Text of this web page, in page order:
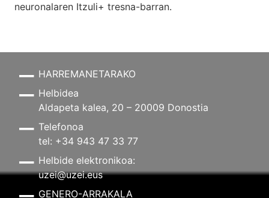
neuronalaren Itzuli+ tresna-barran.
HARREMANETARAKO
Helbidea
Aldapeta kalea, 20 – 20009 Donostia
Telefonoa
tel: +34 943 47 33 77
Helbide elektronikoa:
uzei@uzei.eus
GENERO-ARRAKALA